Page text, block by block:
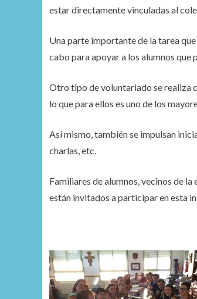
estar directamente vinculadas al
Una parte importante de la tarea
cabo para apoyar a los alumnos que
Otro tipo de voluntariado se realiza
lo que para ellos es uno de los
Así mismo, también se impulsan
charlas, etc.
Familiares de alumnos, vecinos de la
están invitados a participar en esta